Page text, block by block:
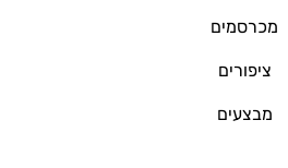
מכרסמים
ציפורים
מבצעים